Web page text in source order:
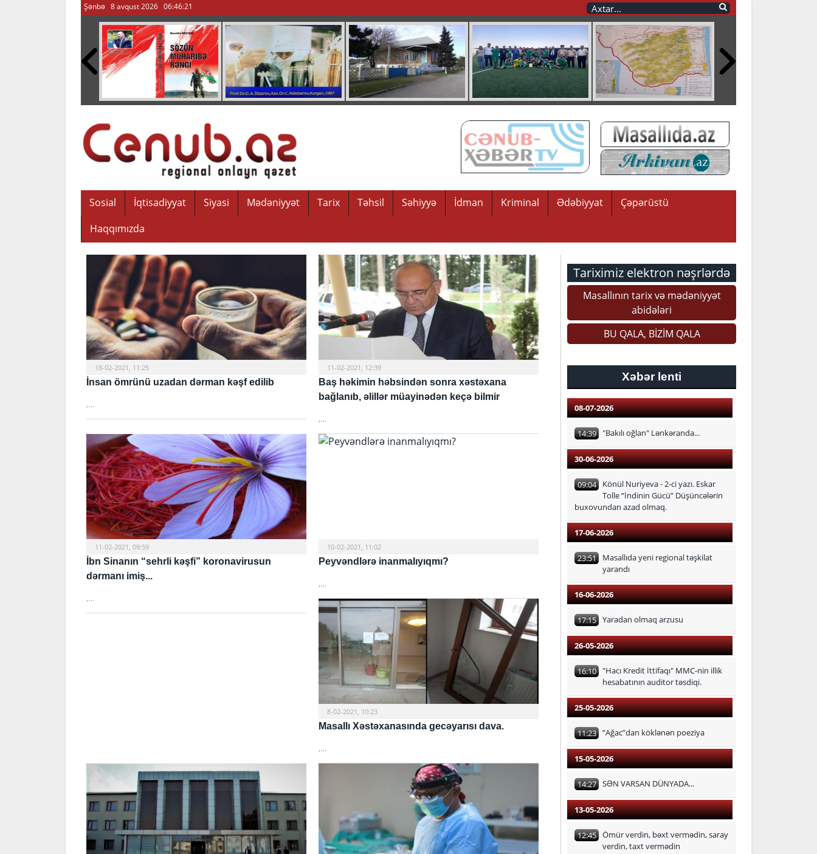
Şənbə 8 avqust 2026 06:46:22
Sosial İqtisadiyyat Siyasi Mədəniyyət Tarix Təhsil Səhiyyə İdman Kriminal Ədəbiyyat
Çəpərüstü
Haqqımızda
18-02-2021, 11:25
İnsan ömrünü uzadan dərman kəşf edilib
,…
11-02-2021, 12:39
Baş həkimin həbsindən sonra xəstəxana
bağlanıb, əlillər müayinədən keçə bilmir
,…
11-02-2021, 09:59
İbn Sinanın “sehrli kəşfi” koronavirusun
dərmanı imiş...
,…
10-02-2021, 11:02
Peyvəndlərə inanmalıyıqmı?
,…
8-02-2021, 10:23
Masallı Xəstəxanasında gecəyarısı dava.
,…
Tariximiz elektron nəşrlərdə
Masallının tarix və mədəniyyət
abidələri
BU QALA, BİZİM QALA
Xəbər lenti
08-07-2026
14:39 "Bakılı oğlan" Lənkəranda...
30-06-2026
09:04
Könül Nuriyeva - 2-ci yazı. Eskar
Tolle “İndinin Gücü” Düşüncələrin
buxovundan azad olmaq.
17-06-2026
23:51
Masallıda yeni regional təşkilat
yarandı
16-06-2026
17:15 Yaradan olmaq arzusu
26-05-2026
16:10 "Hacı Kredit İttifaqı" MMC-nin illik
hesabatının auditor təsdiqi.
25-05-2026
11:23 “Ağac”dan köklənən poeziya
15-05-2026
14:27 SƏN VARSAN DÜNYADA...
13-05-2026
12:45 Ömür verdin, bəxt vermədin, saray
verdin, taxt vermədin